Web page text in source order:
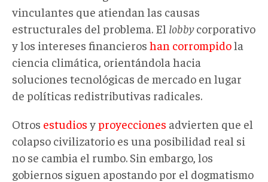
vinculantes que atiendan las causas
estructurales del problema. El lobbycorporativo
y los intereses financieros han corrompidola
ciencia climática, orientándola hacia
soluciones tecnológicas de mercado en lugar
de políticas redistributivas radicales.
Otros estudios yproyecciones advierten que el
colapso civilizatorio es una posibilidad real si
no se cambia el rumbo. Sin embargo, los
gobiernos siguen apostando por el dogmatismo